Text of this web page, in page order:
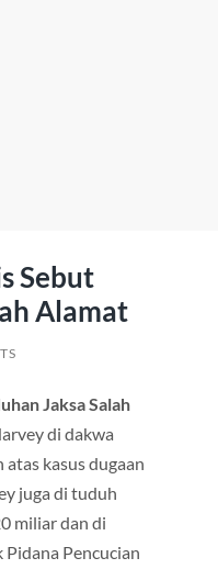
Sebut
Alamat
Jaksa Salah
di dakwa
kasus dugaan
juga di tuduh
miliar dan di
Pidana Pencucian